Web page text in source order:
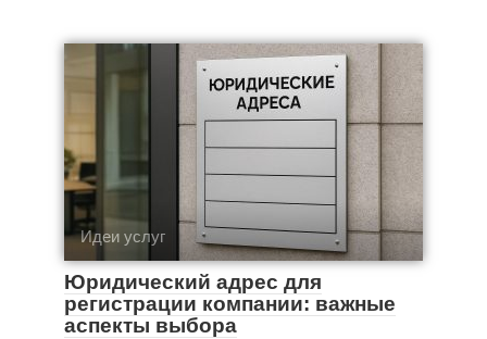
Идеи услуг
Юридический адрес для
регистрации компании: важные
аспекты выбора